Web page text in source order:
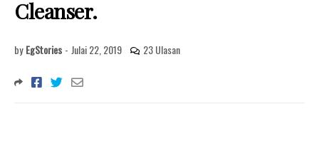
Cleanser.
by EgStories - Julai 22, 2019 23 Ulasan